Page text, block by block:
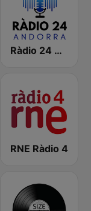
Ràdio 24 Andorra
RNE Ràdio 4